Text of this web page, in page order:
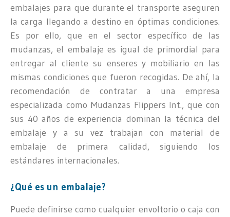
embalajes para que durante el transporte aseguren
la carga llegando a destino en óptimas condiciones.
Es por ello, que en el sector específico de las
mudanzas, el embalaje es igual de primordial para
entregar al cliente su enseres y mobiliario en las
mismas condiciones que fueron recogidas. De ahí, la
recomendación de contratar a una empresa
especializada como Mudanzas Flippers Int., que con
sus 40 años de experiencia dominan la técnica del
embalaje y a su vez trabajan con material de
embalaje de primera calidad, siguiendo los
estándares internacionales.
¿Qué es un embalaje?
Puede definirse como cualquier envoltorio o caja con